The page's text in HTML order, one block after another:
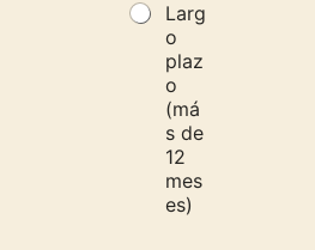
Larg
o
plaz
o
(má
s de
12
mes
es)